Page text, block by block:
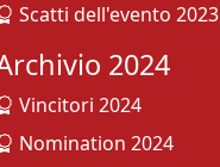
Scatti dell'evento 2023
2024
Vincitori 2024
Nomination 2024